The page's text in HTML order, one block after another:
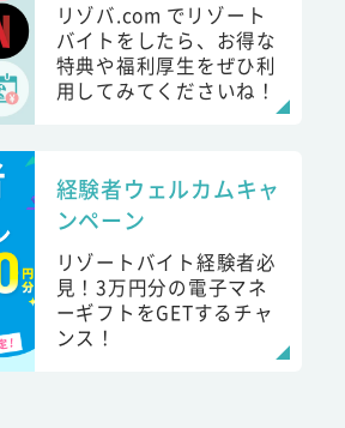
リゾバ.com でリゾート
バイトをしたら、お得な
特典や福利厚生をぜひ利
用してみてくださいね！
経験者ウェルカムキャ
ンペーン
リゾートバイト経験者必
見！3万円分の電子マネ
ーギフトをGETするチャ
ンス！